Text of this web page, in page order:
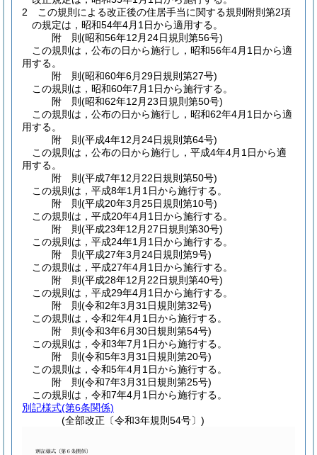
2
この規則による改正後の住居手当に関する規則附則第2項
の規定は，昭和54年4月1日から適用する。
附 則(昭和56年12月24日規則第56号)
この規則は，公布の日から施行し，昭和56年4月1日から適
用する。
附 則(昭和60年6月29日規則第27号)
この規則は，昭和60年7月1日から施行する。
附 則(昭和62年12月23日規則第50号)
この規則は，公布の日から施行し，昭和62年4月1日から適
用する。
附 則(平成4年12月24日規則第64号)
この規則は，公布の日から施行し，平成4年4月1日から適
用する。
附 則(平成7年12月22日規則第50号)
この規則は，平成8年1月1日から施行する。
附 則(平成20年3月25日規則第10号)
この規則は，平成20年4月1日から施行する。
附 則(平成23年12月27日規則第30号)
この規則は，平成24年1月1日から施行する。
附 則(平成27年3月24日規則第9号)
この規則は，平成27年4月1日から施行する。
附 則(平成28年12月22日規則第40号)
この規則は，平成29年4月1日から施行する。
附 則(令和2年3月31日規則第32号)
この規則は，令和2年4月1日から施行する。
附 則(令和3年6月30日規則第54号)
この規則は，令和3年7月1日から施行する。
附 則(令和5年3月31日規則第20号)
この規則は，令和5年4月1日から施行する。
附 則(令和7年3月31日規則第25号)
この規則は，令和7年4月1日から施行する。
別記様式(第6条関係)
(全部改正〔令和3年規則54号〕)